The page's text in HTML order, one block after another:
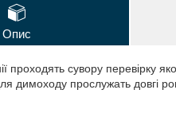
Опис
проходять сувору перевірку
димоходу прослужать довгі